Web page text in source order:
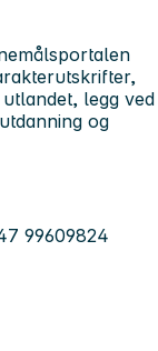
legg ved
og
99609824